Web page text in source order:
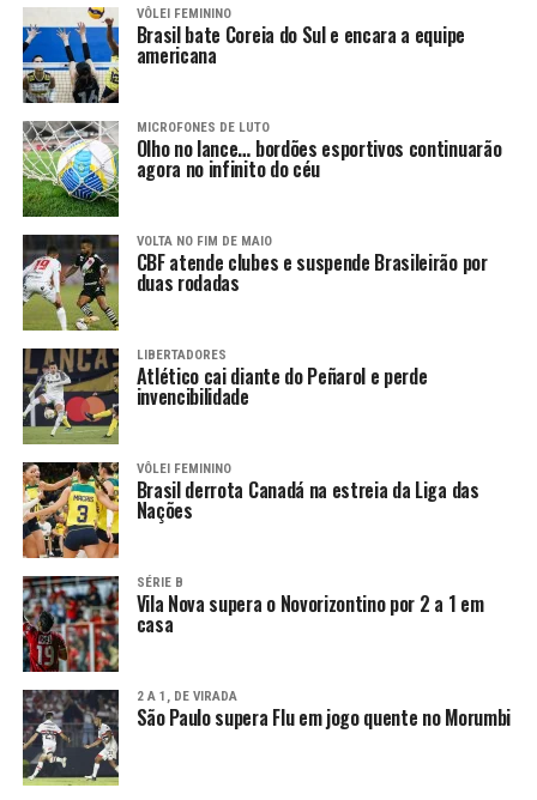
VÔLEI FEMININO
Brasil bate Coreia do Sul e encara a equipe
americana
MICROFONES DE LUTO
Olho no lance… bordões esportivos continuarão
agora no infinito do céu
VOLTA NO FIM DE MAIO
CBF atende clubes e suspende Brasileirão por
duas rodadas
LIBERTADORES
Atlético cai diante do Peñarol e perde
invencibilidade
VÔLEI FEMININO
Brasil derrota Canadá na estreia da Liga das
Nações
SÉRIE B
Vila Nova supera o Novorizontino por 2 a 1 em
casa
2 A 1, DE VIRADA
São Paulo supera Flu em jogo quente no Morumbi